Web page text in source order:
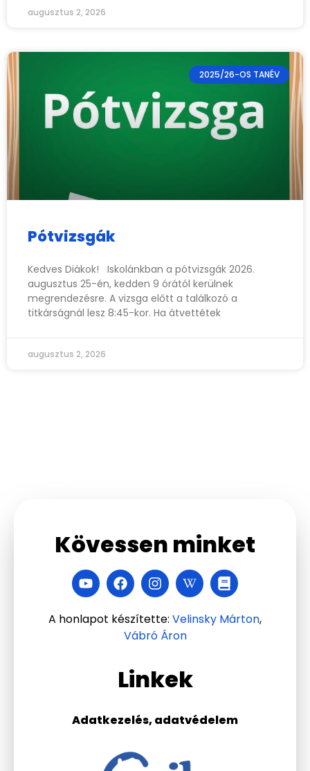
augusztus 2, 2026
2025/26-OS TANÉV
Pótvizsgák
Kedves Diákok! Iskolánkban a pótvizsgák 2026.
augusztus 25-én, kedden 9 órától kerülnek
megrendezésre. A vizsga előtt a találkozó a
titkárságnál lesz 8:45-kor. Ha átvettétek
augusztus 2, 2026
Linkek
Adatkezelés, adatvédelem
Kövessen minket
A honlapot készítette: Velinsky Márton,
Vábró Áron